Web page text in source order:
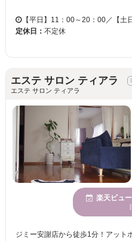
【平日】11：00～20：00／【
定休日： 不定休
エステ サロン ティアラ
エステ サロン ティアラ
楽天ビュ